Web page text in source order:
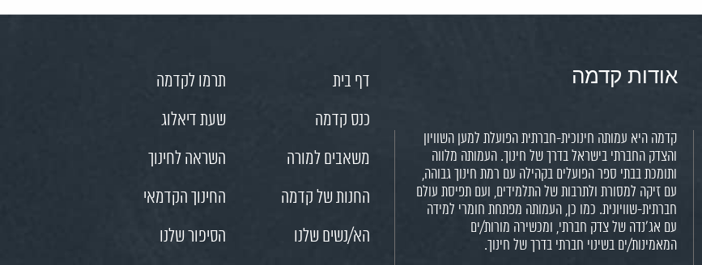
אודות קדמה
קדמה היא עמותה חינוכית-חברתית הפועלת למען השוויון
והצדק החברתי בישראל בדרך של חינוך. העמותה מלווה
ותומכת בבתי ספר הפועלים בקהילה עם רמת חינוך גבוהה,
עם זיקה למסורת ולתרבות של התלמידים, ועם תפיסת עולם
חברתית-שוויונית. כמו כן, העמותה מפתחת חומרי למידה
עם אג'נדה של צדק חברתי, ומכשירה מורות/ים
המאמינות/ים בשינוי חברתי בדרך של חינוך.
דף בית
תרמו לקדמה
כנס קדמה
שעת דיאלוג
משאבים למורה
השראה לחינוך
החנות של קדמה
החינוך הקדמאי
הא/נשים שלנו
הסיפור שלנו